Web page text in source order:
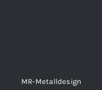
MR-Metalldesign